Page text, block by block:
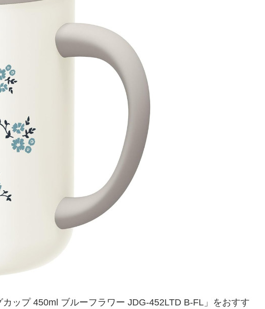
ップ 450ml ブルーフラワー JDG-452LTD B-FL」をおすす